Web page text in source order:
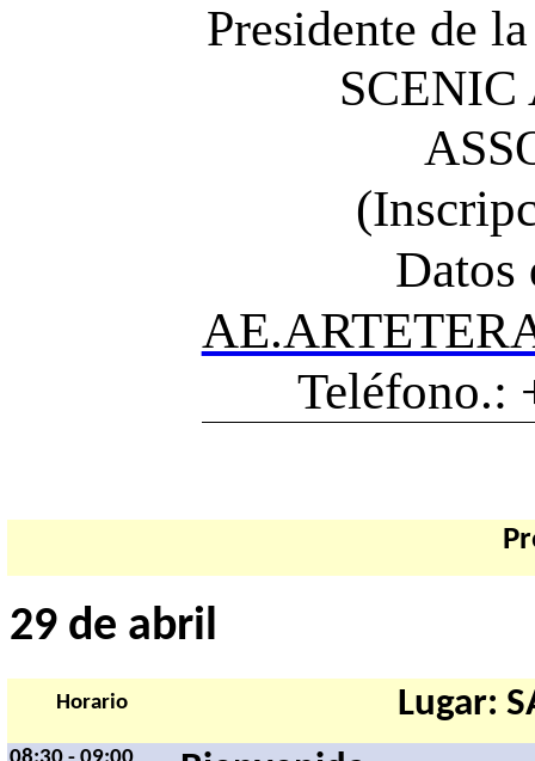
Presidente de
Datos
Teléfono.:
29 de abril
Horario Lugar: